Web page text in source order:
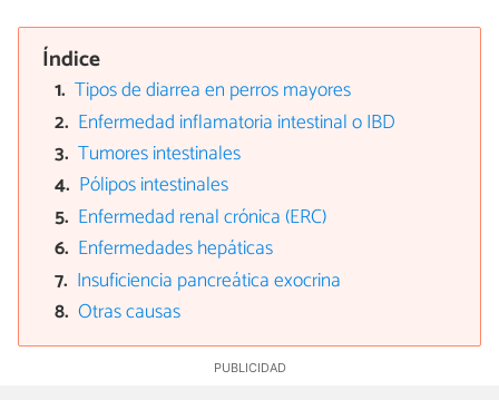
Índice
Tipos de diarrea en perros mayores
Enfermedad inflamatoria intestinal o IBD
Tumores intestinales
Pólipos intestinales
Enfermedad renal crónica (ERC)
Enfermedades hepáticas
Insuficiencia pancreática exocrina
Otras causas